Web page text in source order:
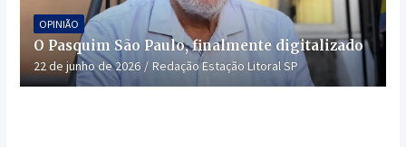
OPINIÃO
O Pasquim São Paulo, finalmente digitalizado
22 de junho de 2026 Redação Estação Litoral SP